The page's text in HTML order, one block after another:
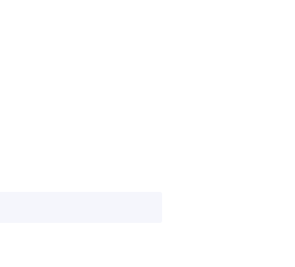
улучшению памяти, концентрации внимания и когнитивных
с пищей или добавками извне. Омега-3 с кедровым маслом и
3 35%, разработанный по уникальной рецептуре специально для
уровня холестерина.
будут поступать: